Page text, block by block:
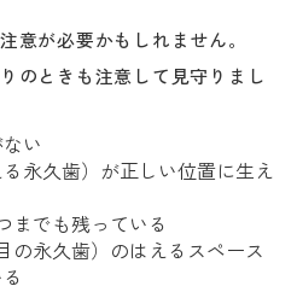
意が必要かもしれません。
のときも注意して見守りまし
い
永久歯）が正しい位置に生え
までも残っている
の永久歯）のはえるスペース